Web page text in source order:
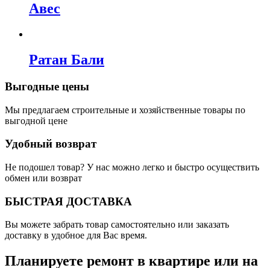
Авес
Ратан Бали
Выгодные цены
Мы предлагаем строительные и хозяйственные товары по
выгодной цене
Удобный возврат
Не подошел товар? У нас можно легко и быстро осуществить
обмен или возврат
БЫСТРАЯ ДОСТАВКА
Вы можете забрать товар самостоятельно или заказать
доставку в удобное для Вас время.
Планируете ремонт в квартире или на